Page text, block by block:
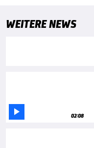
WEITERE NEWS
 02:08